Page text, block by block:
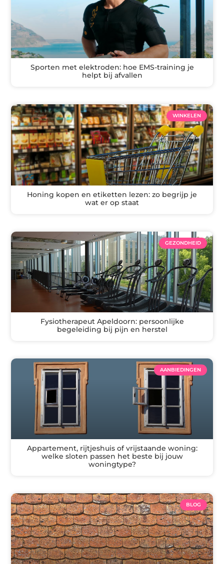
Sporten met elektroden: hoe EMS-training je
helpt bij afvallen
WINKELEN
Honing kopen en etiketten lezen: zo begrijp je
wat er op staat
GEZONDHEID
Fysiotherapeut Apeldoorn: persoonlijke
begeleiding bij pijn en herstel
AANBIEDINGEN
Appartement, rijtjeshuis of vrijstaande woning:
welke sloten passen het beste bij jouw
woningtype?
BLOG